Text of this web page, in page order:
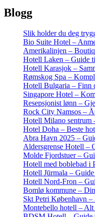
Blogg
Slik holder du deg
Bio Suite Hotel –
Amerikalinjen –
Hotell Laken – Guide
Hotell Karasjok –
Rømskog Spa –
Hotell Bulgaria – Finn
Singapore Hotel –
Resepsjonist lønn –
Rock City Namsos –
Hotell Milano sentrum
Hotel Doha – Beste
Abra Havn 2025 –
Aldersgrense Hotell –
Molde Fjordstuer –
Hotell med boblebad i
Hotell Jūrmala –
Hotell Nord-Fron –
Bomlø kommune –
Skt Petri København
Montebello hotell – Alt